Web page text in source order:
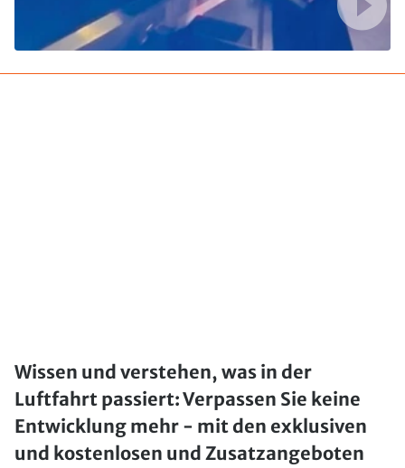
Wissen und verstehen, was in der
Luftfahrt passiert: Verpassen Sie keine
Entwicklung mehr - mit den exklusiven
und kostenlosen und Zusatzangeboten